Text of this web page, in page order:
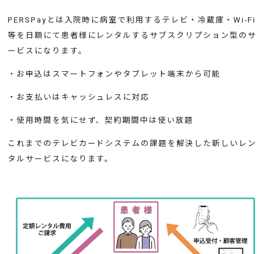
PERSPayとは入院時に病室で利用するテレビ・冷蔵庫・Wi-Fi
等を日額にて患者様にレンタルするサブスクリプション型のサ
ービスになります。
・お申込はスマートフォンやタブレット端末から可能
・お支払いはキャッシュレスに対応
・使用時間を気にせず、契約期間中は使い放題
これまでのテレビカードシステムの課題を解決した新しいレン
タルサービスになります。